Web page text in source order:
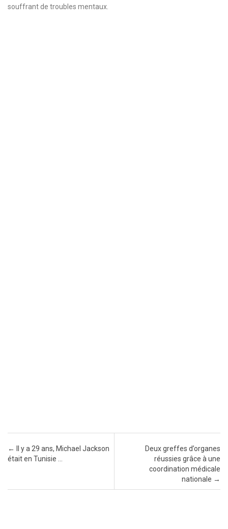
souffrant de troubles mentaux.
Post navigation
←
Il y a 29 ans, Michael Jackson
était en Tunisie …
Deux greffes d’organes
réussies grâce à une
coordination médicale
nationale →